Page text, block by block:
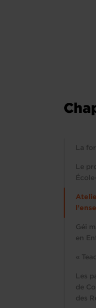
La
Le
Géi
en
«
Les
de
des